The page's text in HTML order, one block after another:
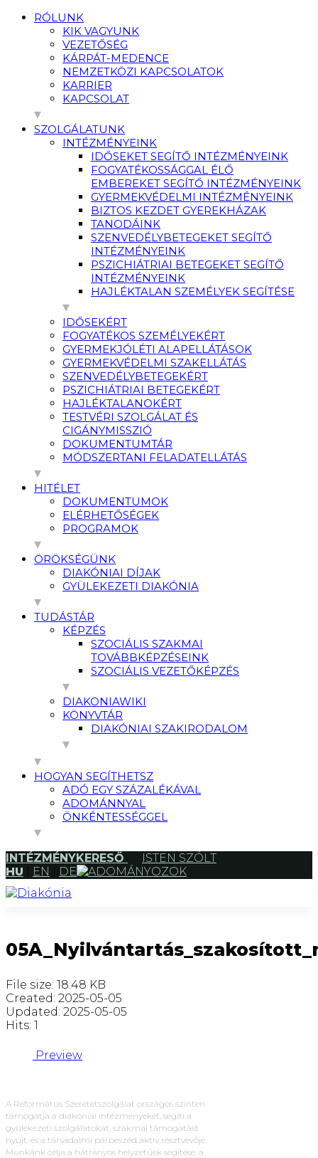
RÓLUNK
KIK VAGYUNK
VEZETŐSÉG
KÁRPÁT-MEDENCE
NEMZETKÖZI KAPCSOLATOK
KARRIER
KAPCSOLAT
SZOLGÁLATUNK
INTÉZMÉNYEINK
IDŐSEKET SEGÍTŐ INTÉZMÉNYEINK
FOGYATÉKOSSÁGGAL ÉLŐ
EMBEREKET SEGÍTŐ INTÉZMÉNYEINK
GYERMEKVÉDELMI INTÉZMÉNYEINK
BIZTOS KEZDET GYEREKHÁZAK
TANODÁINK
SZENVEDÉLYBETEGEKET SEGÍTŐ
INTÉZMÉNYEINK
PSZICHIÁTRIAI BETEGEKET SEGÍTŐ
INTÉZMÉNYEINK
HAJLÉKTALAN SZEMÉLYEK SEGÍTÉSE
IDŐSEKÉRT
FOGYATÉKOS SZEMÉLYEKÉRT
GYERMEKJÓLÉTI ALAPELLÁTÁSOK
GYERMEKVÉDELMI SZAKELLÁTÁS
SZENVEDÉLYBETEGEKÉRT
PSZICHIÁTRIAI BETEGEKÉRT
HAJLÉKTALANOKÉRT
TESTVÉRI SZOLGÁLAT ÉS
CIGÁNYMISSZIÓ
DOKUMENTUMTÁR
MÓDSZERTANI FELADATELLÁTÁS
HITÉLET
DOKUMENTUMOK
ELÉRHETŐSÉGEK
PROGRAMOK
ÖRÖKSÉGÜNK
DIAKÓNIAI DÍJAK
GYÜLEKEZETI DIAKÓNIA
TUDÁSTÁR
KÉPZÉS
SZOCIÁLIS SZAKMAI
TOVÁBBKÉPZÉSEINK
SZOCIÁLIS VEZETŐKÉPZÉS
DIAKONIAWIKI
KÖNYVTÁR
DIAKÓNIAI SZAKIRODALOM
HOGYAN SEGÍTHETSZ
ADÓ EGY SZÁZALÉKÁVAL
ADOMÁNNYAL
ÖNKÉNTESSÉGGEL
INTÉZMÉNYKERESŐ
ISTEN SZÓLT
HU
EN DE ADOMÁNYOZOK
File size: 18.48 KB
Created: 2025-05-05
Updated: 2025-05-05
Hits: 1
Preview
A Református Szeretetszolgálat országos szinten
támogatja a diakóniai intézményeket, segíti a
gyülekezeti szolgálatokat, szakmai támogatást
nyújt, és a társadalmi párbeszéd aktív résztvevője.
Munkánk célja a hátrányos helyzetűek segítése, a